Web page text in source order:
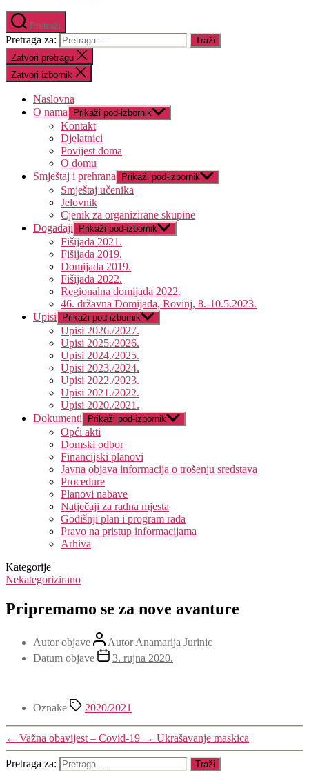
Pretraži
Pretraga za:
Zatvori pretragu
Zatvori izbornik
Naslovna
O nama
Prikaži pod-izbornik
Kontakt
Djelatnici
Povijest doma
O domu
Smještaj i prehrana
Prikaži pod-izbornik
Smještaj učenika
Jelovnik
Cjenik za organizirane skupine
Događaji
Prikaži pod-izbornik
Fišijada 2021.
Fišijada 2019.
Domijada 2019.
Fišijada 2022.
Regionalna domijada 2022.
46. državna Domijada, Rovinj, 8.-10.5.2023.
Upisi
Prikaži pod-izbornik
Upisi 2026./2027.
Upisi 2025./2026.
Upisi 2024./2025.
Upisi 2023./2024.
Upisi 2022./2023.
Upisi 2021./2022.
Upisi 2020./2021.
Dokumenti
Prikaži pod-izbornik
Opći akti
Domski odbor
Financijski planovi
Javna objava informacija o trošenju sredstava
Procedure
Planovi nabave
Natječaji za radna mjesta
Godišnji plan i program rada
Pravo na pristup informacijama
Arhiva
Kategorije
Nekategorizirano
Pripremamo se za nove avanture
Autor objave AutorAnamarija Jurinic
Datum objave
3. rujna 2020.
Oznake 2020/2021
← Važna obavijest – Covid-19 → Ukrašavanje maskica
Pretraga za: